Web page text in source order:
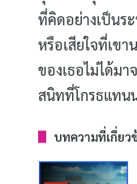
ที่คิดอย่างเป็นร
หรือเสียใจที่เข
ของเธอไม่ได้ม
สนิทที่โกรธแทน
บทความที่เกี่ยว